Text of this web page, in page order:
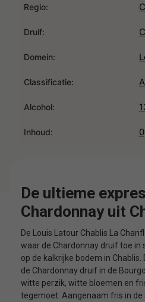
Regio:
Druif:
Domein:
Classificatie:
Alcohol:
Inhoud:
De ultieme
Chardonnay uit
De Louis Latour Chablis La
waar de Chardonnay druif toe in
op de kalkrijke bodem in
de Chardonnay druif in de
witte perzik, witte bloemen en
tegemoet. Aangenaam fris in